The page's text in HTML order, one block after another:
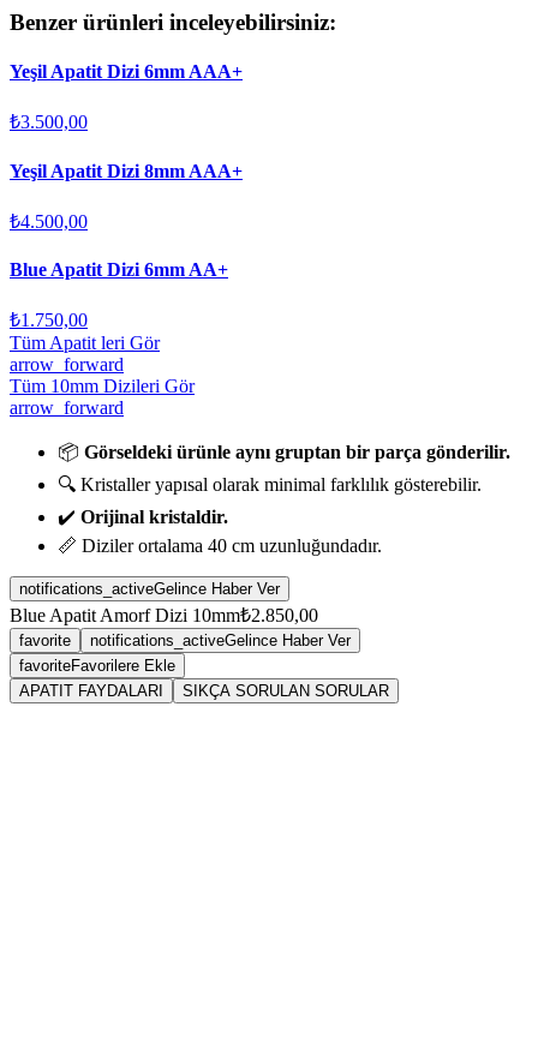
Benzer ürünleri inceleyebilirsiniz:
Yeşil Apatit Dizi 6mm AAA+
₺3.500,00
Yeşil Apatit Dizi 8mm AAA+
₺4.500,00
Blue Apatit Dizi 6mm AA+
₺1.750,00
Tüm Apatit leri Gör
arrow_forward
Tüm 10mm Dizileri Gör
arrow_forward
📦 Görseldeki ürünle aynı gruptan bir parça gönderilir.
🔍 Kristaller yapısal olarak minimal farklılık gösterebilir.
✔️ Orijinal kristaldir.
📏 Diziler ortalama 40 cm uzunluğundadır.
notifications_activeGelince Haber Ver
Blue Apatit Amorf Dizi 10mm₺2.850,00
favorite notifications_activeGelince Haber Ver
favoriteFavorilere Ekle
APATIT FAYDALARI
SIKÇA SORULAN SORULAR